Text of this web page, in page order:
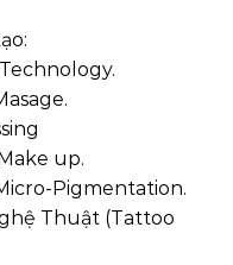
up.
Pigmentation.
Thuật (Tattoo